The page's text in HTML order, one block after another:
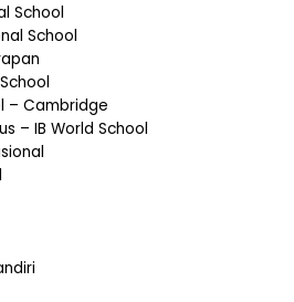
School
School
– Cambridge
– IB World School